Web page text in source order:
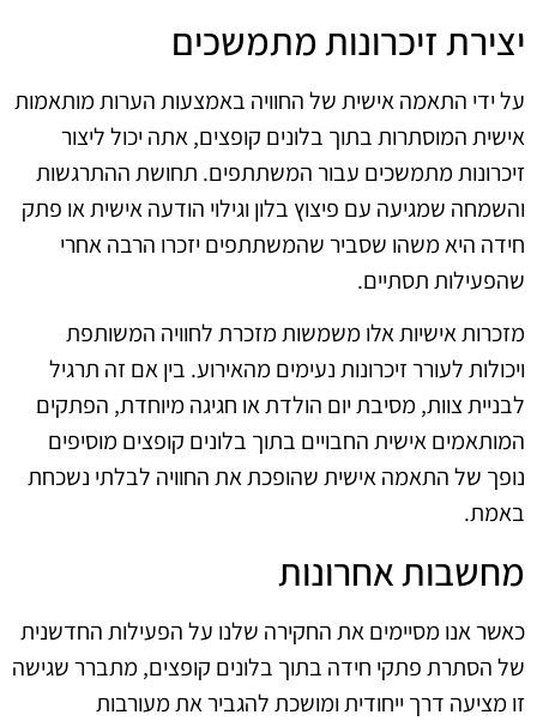
יצירת זיכרונות מתמשכים
על ידי התאמה אישית של החוויה באמצעות הערות מותאמות
אישית המוסתרות בתוך בלונים קופצים, אתה יכול ליצור
זיכרונות מתמשכים עבור המשתתפים. תחושת ההתרגשות
והשמחה שמגיעה עם פיצוץ בלון וגילוי הודעה אישית או פתק
חידה היא משהו שסביר שהמשתתפים יזכרו הרבה אחרי
שהפעילות תסתיים.
מזכרות אישיות אלו משמשות מזכרת לחוויה המשותפת
ויכולות לעורר זיכרונות נעימים מהאירוע. בין אם זה תרגיל
לבניית צוות, מסיבת יום הולדת או חגיגה מיוחדת, הפתקים
המותאמים אישית החבויים בתוך בלונים קופצים מוסיפים
נופך של התאמה אישית שהופכת את החוויה לבלתי נשכחת
באמת.
מחשבות אחרונות
כאשר אנו מסיימים את החקירה שלנו על הפעילות החדשנית
של הסתרת פתקי חידה בתוך בלונים קופצים, מתברר שגישה
זו מציעה דרך ייחודית ומושכת להגביר את מעורבות